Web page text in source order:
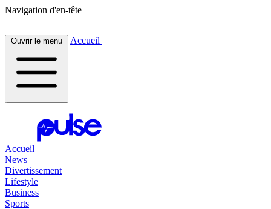
Navigation d'en-tête
Ouvrir le menu Accueil
Accueil
News
Divertissement
Lifestyle
Business
Sports